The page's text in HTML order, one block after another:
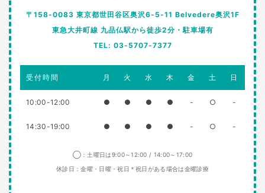
〒158-0083 東京都世田谷区奥沢6-5-11 Belvedere奥沢1F
東急大井町線 九品仏駅から徒歩2分・駐車場有
TEL: 03-5707-7377
受付時間 月 火 水 木 金 土 日
10:00-12:00 ● ● ● ● - ○ -
14:30-19:00 ● ● ● ● - ○ -
◯：土曜日は9:00～12:00 / 14:00～17:00
休診日：金曜・日曜・祝日＊祝日がある場合は金曜診療